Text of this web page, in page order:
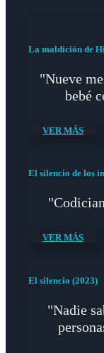
La maldición de
"Nueve
bebé
VER MÁS
El silencio de los
VER MÁS
El silencio (2023)
"Nadie